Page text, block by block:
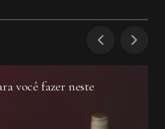
você fazer neste